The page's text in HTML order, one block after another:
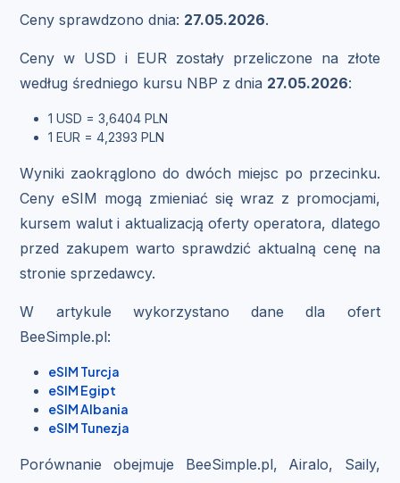
Ceny sprawdzono dnia: 27.05.2026.
Ceny w USD i EUR zostały przeliczone na złote
według średniego kursu NBP z dnia 27.05.2026:
1 USD = 3,6404 PLN
1 EUR = 4,2393 PLN
Wyniki zaokrąglono do dwóch miejsc po przecinku.
Ceny eSIM mogą zmieniać się wraz z promocjami,
kursem walut i aktualizacją oferty operatora, dlatego
przed zakupem warto sprawdzić aktualną cenę na
stronie sprzedawcy.
W artykule wykorzystano dane dla ofert
BeeSimple.pl:
eSIM Turcja
eSIM Egipt
eSIM Albania
eSIM Tunezja
Porównanie obejmuje BeeSimple.pl, Airalo, Saily,